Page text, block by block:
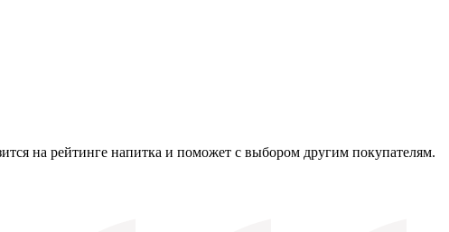
на рейтинге напитка и поможет с выбором другим покупателям.